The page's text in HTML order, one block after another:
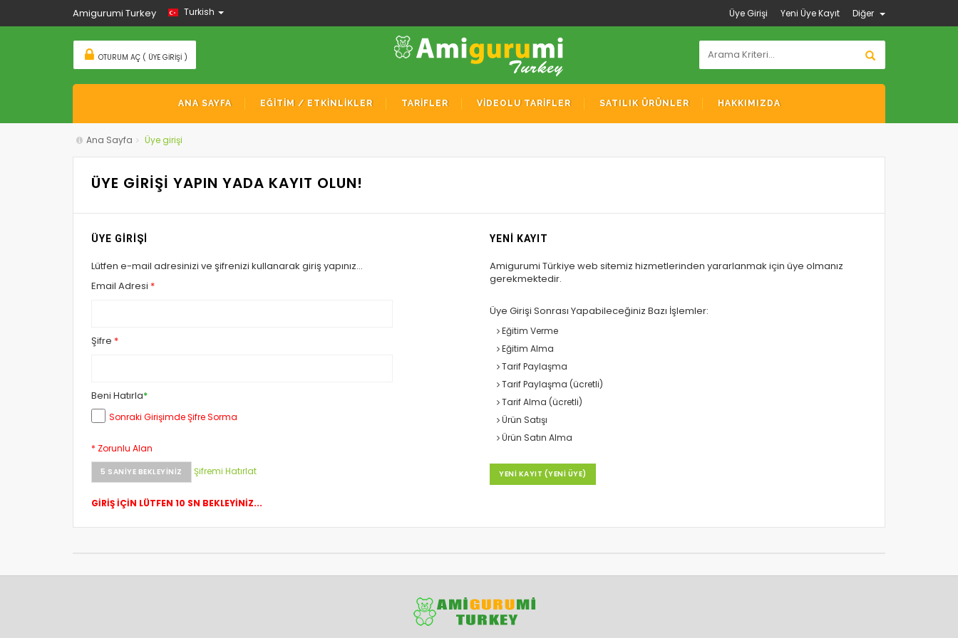
Amigurumi Turkey Turkish Üye Girişi Yeni Üye Kayıt Diğer
OTURUM AÇ ( ÜYE GIRIŞI )
ANA SAYFA EĞİTİM / ETKİNLİKLER TARİFLER VİDEOLU TARİFLER SATILIK ÜRÜNLER HAKKIMIZDA
Ana Sayfa Üye girişi
ÜYE GİRİŞİ YAPIN YADA KAYIT OLUN!
ÜYE GİRİŞİ
Lütfen e-mail adresinizi ve şifrenizi kullanarak giriş yapınız...
Email Adresi *
Şifre *
Beni Hatırla*
Sonraki Girişimde Şifre Sorma
* Zorunlu Alan
5 SANIYE BEKLEYINIZ Şifremi Hatırlat
GİRİŞ İÇİN LÜTFEN 10 SN BEKLEYİNİZ...
YENİ KAYIT
Amigurumi Türkiye web sitemiz hizmetlerinden yararlanmak için üye olmanız
gerekmektedir.
Üye Girişi Sonrası Yapabileceğiniz Bazı İşlemler:
Eğitim Verme
Eğitim Alma
Tarif Paylaşma
Tarif Paylaşma (ücretli)
Tarif Alma (ücretli)
Ürün Satışı
Ürün Satın Alma
YENİ KAYIT (YENİ ÜYE)